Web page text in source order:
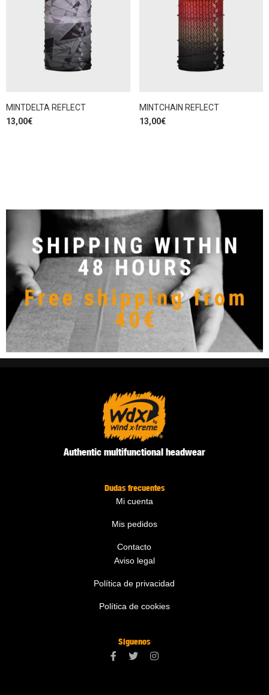
MINTDELTA REFLECT
13,00€
MINTCHAIN REFLECT
13,00€
Authentic multifunctional headwear
Dudas frecuentes
Mi cuenta
Mis pedidos
Contacto
Aviso legal
Política de privacidad
Política de cookies
Síguenos